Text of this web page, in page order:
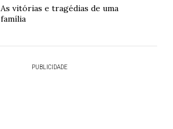
As vitórias e tragédias de uma
família
PUBLICIDADE